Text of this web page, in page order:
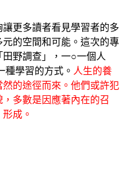
更多讀者看見學習者的多
的空間和可能。這次的專
野調查」，一○一個人
學習的方式。 人生的養
的途徑而來。他們或許犯
多數是因應著內在的召
成。